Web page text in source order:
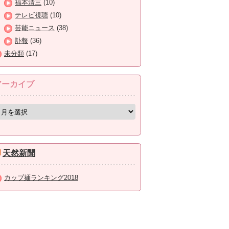
福本清三 (10)
テレビ視聴 (10)
芸能ニュース (38)
訃報 (36)
未分類 (17)
ーカイブ
天然新聞
カップ麺ランキング2018